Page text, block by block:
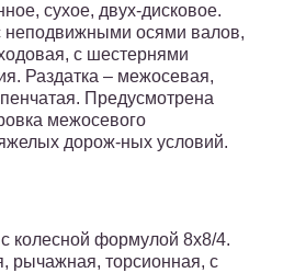
сухое, двух-дисковое.
неподвижными осями валов,
с шестернями
Раздатка – межосевая,
Предусмотрена
межосевого
дорож-ных условий.
колесной формулой 8х8/4.
рычажная, торсионная, с